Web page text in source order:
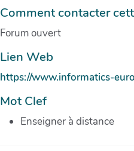
Comment contacter
Forum ouvert
Lien Web
https://www.informatics-
Mot Clef
Enseigner à distance